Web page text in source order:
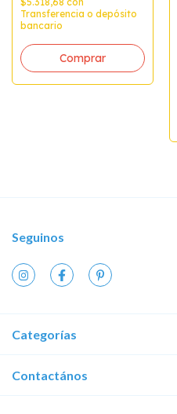
Transferencia o depósito
bancario
Comprar
Seguinos
Categorías
Contactános